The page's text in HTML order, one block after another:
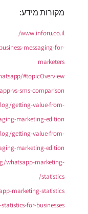
מקורות מידע:
www.inforu.co.il/
messaging-for-
marketers
#topicOverview
vs-sms-comparison/
getting-value-from-
marketing-edition
getting-value-from-
marketing-edition
whatsapp-marketing-
statistics/
marketing-statistics
for-businesses/